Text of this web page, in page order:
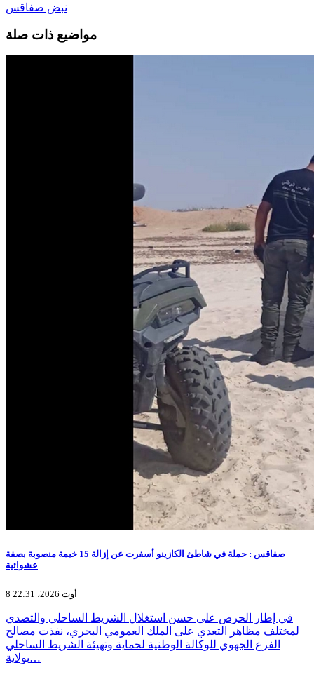
نبض صفاقس
مواضيع ذات صلة
صفاقس : حملة في شاطئ الكازينو أسفرت عن إزالة 15 خيمة منصوبة بصفة
عشوائية
8 أوت 2026، 22:31
في إطار الحرص على حسن استغلال الشريط الساحلي والتصدي
لمختلف مظاهر التعدي على الملك العمومي البحري، نفذت مصالح
الفرع الجهوي للوكالة الوطنية لحماية وتهيئة الشريط الساحلي
بولاية…